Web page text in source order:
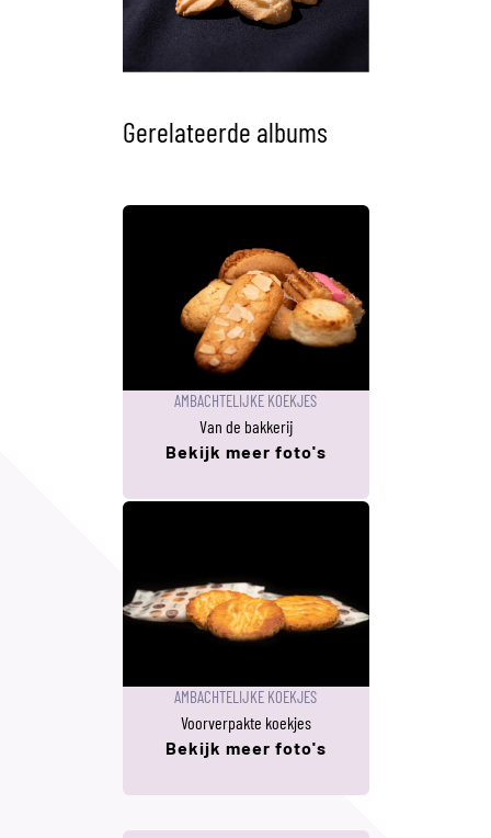
Gerelateerde albums
Van de bakkerij
AMBACHTELIJKE KOEKJES
Bekijk meer foto's
Voorverpakte koekjes
AMBACHTELIJKE KOEKJES
Bekijk meer foto's